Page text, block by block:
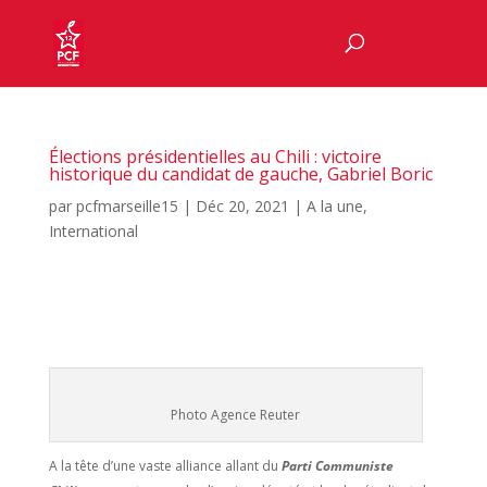
Élections présidentielles au Chili : victoire
historique du candidat de gauche, Gabriel Boric
par pcfmarseille15 | Déc 20, 2021 | A la une,
International
Photo Agence Reuter
A la tête d’une vaste alliance allant du Parti Communiste